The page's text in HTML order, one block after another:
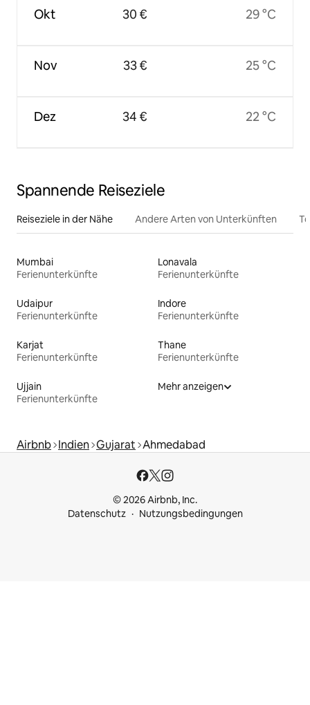
Okt
Nov
Dez
30 €
33 €
34 €
29 °C
25 °C
22 °C
Spannende Reiseziele
Reiseziele in der Nähe Andere Arten von Unterkünften
Mumbai
Ferienunterkünfte
Lonavala
Ferienunterkünfte
Udaipur
Ferienunterkünfte
Indore
Ferienunterkünfte
Karjat
Ferienunterkünfte
Thane
Ferienunterkünfte
Ujjain
Ferienunterkünfte
Mehr anzeigen
Airbnb Indien Gujarat Ahmedabad
© 2026 Airbnb, Inc.
Datenschutz
Nutzungsbedingungen